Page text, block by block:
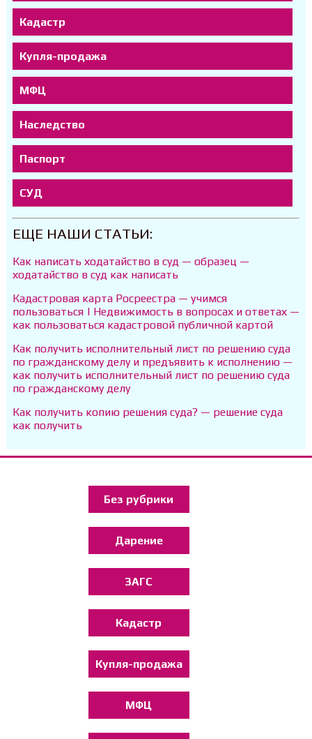
Кадастр
Купля-продажа
МФЦ
Наследство
Паспорт
СУД
ЕЩЕ НАШИ СТАТЬИ:
Как написать ходатайство в суд — образец —
ходатайство в суд как написать
Кадастровая карта Росреестра — учимся
пользоваться | Недвижимость в вопросах и ответах —
как пользоваться кадастровой публичной картой
Как получить исполнительный лист по решению суда
по гражданскому делу и предъявить к исполнению —
как получить исполнительный лист по решению суда
по гражданскому делу
Как получить копию решения суда? — решение суда
как получить
Без рубрики
Дарение
ЗАГС
Кадастр
Купля-продажа
МФЦ